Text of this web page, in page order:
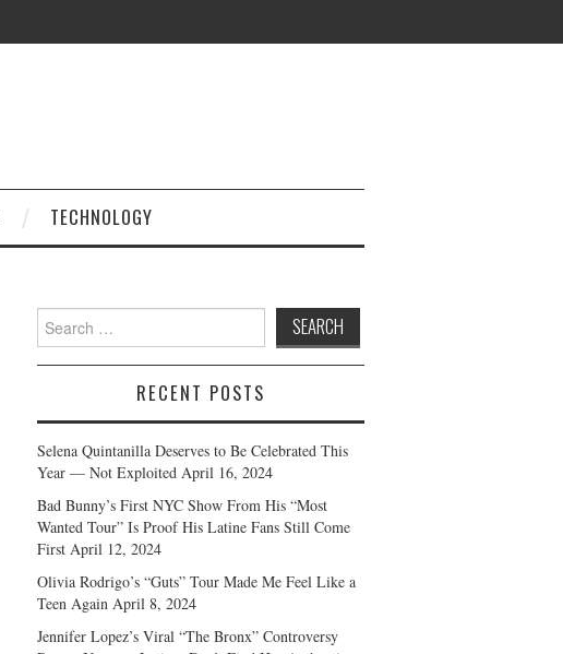
TECHNOLOGY
Search
for:
RECENT POSTS
Selena Quintanilla Deserves to Be Celebrated This
Year — Not Exploited April 16, 2024
Bad Bunny’s First NYC Show From His “Most
Wanted Tour” Is Proof His Latine Fans Still Come
First April 12, 2024
Olivia Rodrigo’s “Guts” Tour Made Me Feel Like a
Teen Again April 8, 2024
Jennifer Lopez’s Viral “The Bronx” Controversy